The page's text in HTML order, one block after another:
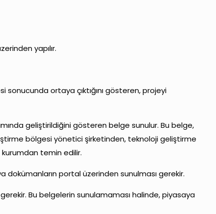
yapılır.
ortaya çıktığını gösteren, projeyi
geliştirildiğini gösteren belge sunulur. Bu belge,
bölgesi yönetici şirketinden, teknoloji geliştirme
temin edilir.
dokümanların portal üzerinden sunulması gerekir.
Bu belgelerin sunulamaması halinde, piyasaya